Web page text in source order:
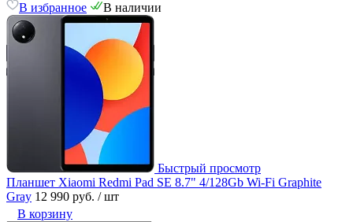
В избранное
В наличии
Быстрый просмотр
Планшет Xiaomi Redmi Pad SE 8.7" 4/128Gb Wi-Fi Graphite
Gray 12 990 руб. / шт
В корзину